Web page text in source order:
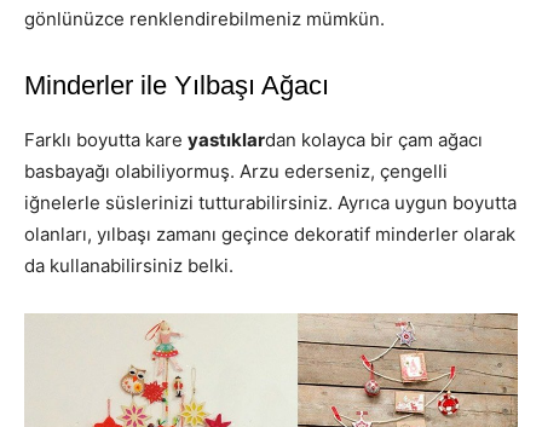
gönlünüzce renklendirebilmeniz mümkün.
Minderler ile Yılbaşı Ağacı
Farklı boyutta kare yastıklardan kolayca bir çam ağacı
basbayağı olabiliyormuş. Arzu ederseniz, çengelli
iğnelerle süslerinizi tutturabilirsiniz. Ayrıca uygun boyutta
olanları, yılbaşı zamanı geçince dekoratif minderler olarak
da kullanabilirsiniz belki.